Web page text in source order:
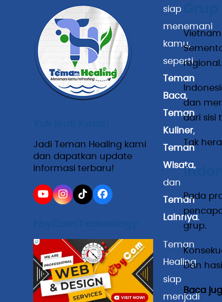
regional.
dan
dari sisi
Tak
Pada
grup.
Dan
Baca
Jadi Teman Healing kami
dan dapatkan update
informasi terbaru!
YouTube
Instagram
TiktokFacebook
siap
menemani
kamu,
seperti
Teman
Baca,
Teman
Kuliner,
Teman
Wisata,
dan
Teman
Lainnya.
Teman
Healing
siap
menjadi